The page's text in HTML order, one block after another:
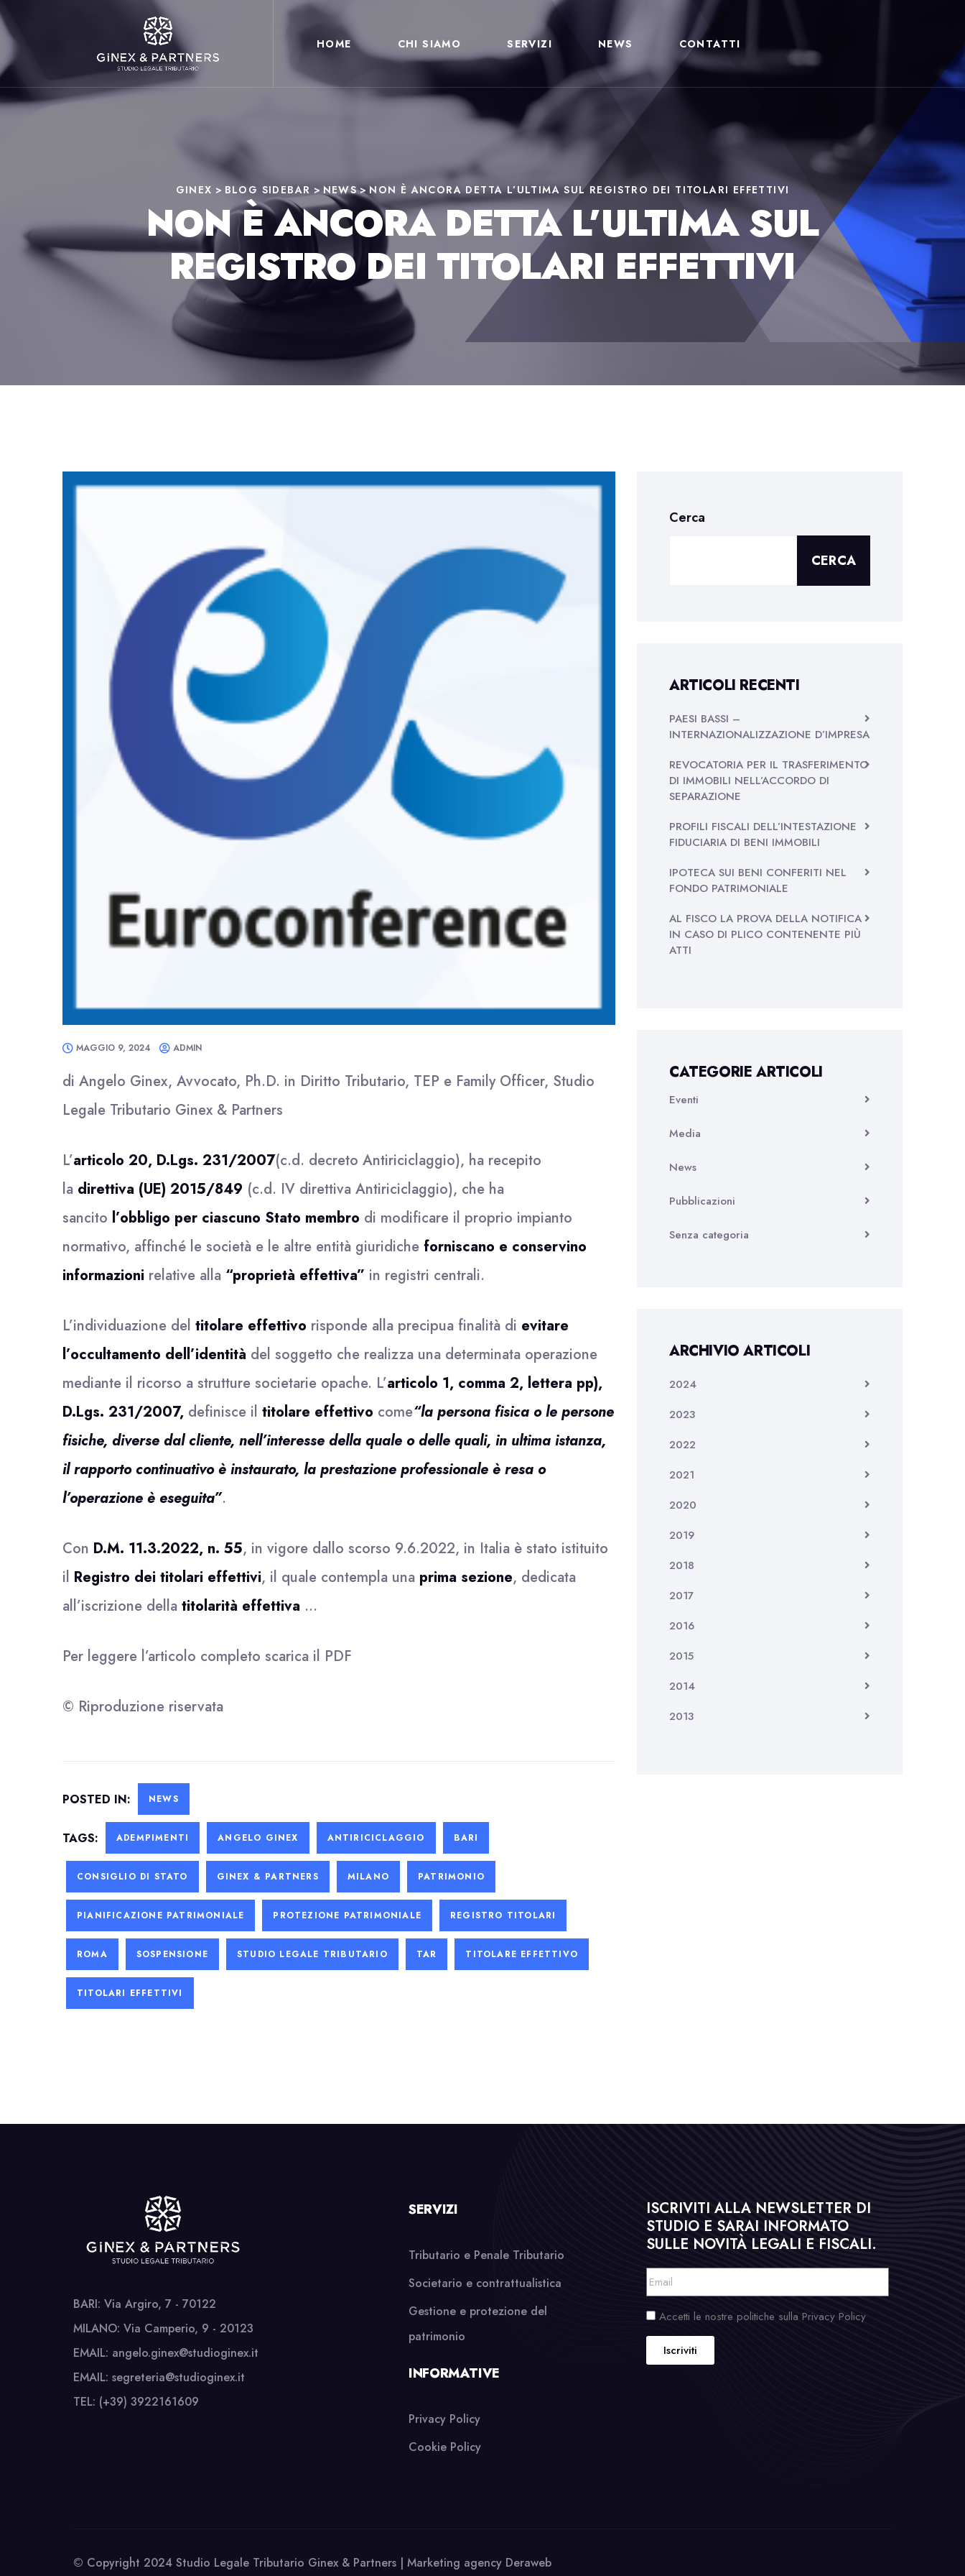
HOME CHI SIAMO SERVIZI NEWS CONTATTI
GINEX > BLOG SIDEBAR > NEWS> NON È ANCORA DETTA L’ULTIMA SUL REGISTRO DEI TITOLARI EFFETTIVI
NON È ANCORA DETTA L’ULTIMA SUL
REGISTRO DEI TITOLARI EFFETTIVI
MAGGIO 9, 2024 ADMIN
di Angelo Ginex, Avvocato, Ph.D. in Diritto Tributario, TEP e Family Officer, Studio
Legale Tributario Ginex & Partners
L’articolo 20, D.Lgs. 231/2007(c.d. decreto Antiriciclaggio), ha recepito
la direttiva (UE) 2015/849 (c.d. IV direttiva Antiriciclaggio), che ha
sancito l’obbligo per ciascuno Stato membro di modificare il proprio impianto
normativo, affinché le società e le altre entità giuridiche forniscano e conservino
informazioni relative alla “proprietà effettiva” in registri centrali.
L’individuazione del titolare effettivo risponde alla precipua finalità di evitare
l’occultamento dell’identità del soggetto che realizza una determinata operazione
mediante il ricorso a strutture societarie opache. L’articolo 1, comma 2, lettera pp),
D.Lgs. 231/2007, definisce il titolare effettivo come“la persona fisica o le persone
fisiche, diverse dal cliente, nell’interesse della quale o delle quali, in ultima istanza,
il rapporto continuativo è instaurato, la prestazione professionale è resa o
l’operazione è eseguita”.
Con D.M. 11.3.2022, n. 55, in vigore dallo scorso 9.6.2022, in Italia è stato istituito
il Registro dei titolari effettivi, il quale contempla una prima sezione, dedicata
all’iscrizione della titolarità effettiva …
Per leggere l’articolo completo scarica il PDF
© Riproduzione riservata
POSTED IN: NEWS
TAGS: ADEMPIMENTI ANGELO GINEX ANTIRICICLAGGIO BARI
CONSIGLIO DI STATO GINEX & PARTNERS MILANO PATRIMONIO
PIANIFICAZIONE PATRIMONIALE PROTEZIONE PATRIMONIALE REGISTRO TITOLARI
ROMA SOSPENSIONE STUDIO LEGALE TRIBUTARIO TAR TITOLARE EFFETTIVO
TITOLARI EFFETTIVI
Cerca
CERCA
ARTICOLI RECENTI
PAESI BASSI –
INTERNAZIONALIZZAZIONE D’IMPRESA
REVOCATORIA PER IL TRASFERIMENTO
DI IMMOBILI NELL’ACCORDO DI
SEPARAZIONE
PROFILI FISCALI DELL’INTESTAZIONE
FIDUCIARIA DI BENI IMMOBILI
IPOTECA SUI BENI CONFERITI NEL
FONDO PATRIMONIALE
AL FISCO LA PROVA DELLA NOTIFICA
IN CASO DI PLICO CONTENENTE PIÙ
ATTI
CATEGORIE ARTICOLI
Eventi
Media
News
Pubblicazioni
Senza categoria
ARCHIVIO ARTICOLI
2024
2023
2022
2021
2020
2019
2018
2017
2016
2015
2014
2013
BARI: Via Argiro, 7 - 70122
MILANO: Via Camperio, 9 - 20123
EMAIL: angelo.ginex@studioginex.it
EMAIL: segreteria@studioginex.it
TEL: (+39) 3922161609
SERVIZI
Tributario e Penale Tributario
Societario e contrattualistica
Gestione e protezione del
patrimonio
INFORMATIVE
Privacy Policy
Cookie Policy
ISCRIVITI ALLA NEWSLETTER DI
STUDIO E SARAI INFORMATO
SULLE NOVITÀ LEGALI E FISCALI.
Accetti le nostre politiche sulla Privacy Policy
Iscriviti
© Copyright 2024 Studio Legale Tributario Ginex & Partners | Marketing agency Deraweb